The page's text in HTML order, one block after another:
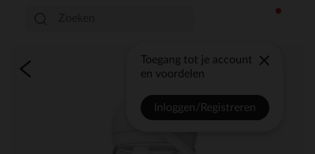
Toegang tot je account
en voordelen
Inloggen/Registreren